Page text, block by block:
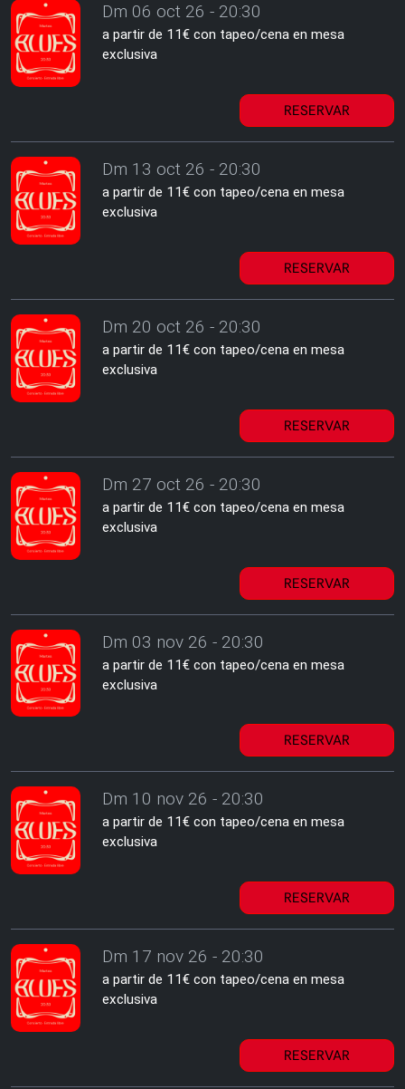
Dm 06 oct 26 - 20:30
a partir de 11€ con tapeo/cena en mesa
exclusiva
RESERVAR
Dm 13 oct 26 - 20:30
a partir de 11€ con tapeo/cena en mesa
exclusiva
RESERVAR
Dm 20 oct 26 - 20:30
a partir de 11€ con tapeo/cena en mesa
exclusiva
RESERVAR
Dm 27 oct 26 - 20:30
a partir de 11€ con tapeo/cena en mesa
exclusiva
RESERVAR
Dm 03 nov 26 - 20:30
a partir de 11€ con tapeo/cena en mesa
exclusiva
RESERVAR
Dm 10 nov 26 - 20:30
a partir de 11€ con tapeo/cena en mesa
exclusiva
RESERVAR
Dm 17 nov 26 - 20:30
a partir de 11€ con tapeo/cena en mesa
exclusiva
RESERVAR